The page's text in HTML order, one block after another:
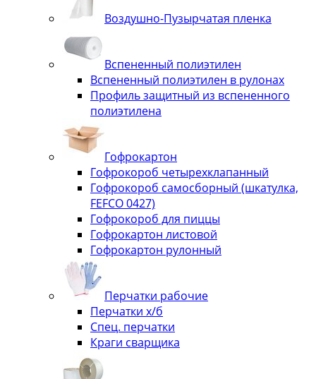
Воздушно-Пузырчатая пленка
Вспененный полиэтилен
Вспененный полиэтилен в рулонах
Профиль защитный из вспененного
полиэтилена
Гофрокартон
Гофрокороб четырехклапанный
Гофрокороб самосборный (шкатулка,
FEFCO 0427)
Гофрокороб для пиццы
Гофрокартон листовой
Гофрокартон рулонный
Перчатки рабочие
Перчатки х/б
Спец. перчатки
Краги сварщика